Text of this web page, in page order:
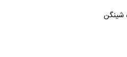
شینگن